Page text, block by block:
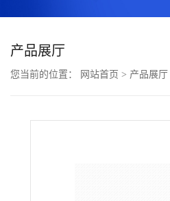
公
产品展厅
您当前的位置： 网站首页 > 产品展厅